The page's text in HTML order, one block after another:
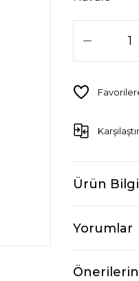
Karşılaştır
Ürün
Yorumlar